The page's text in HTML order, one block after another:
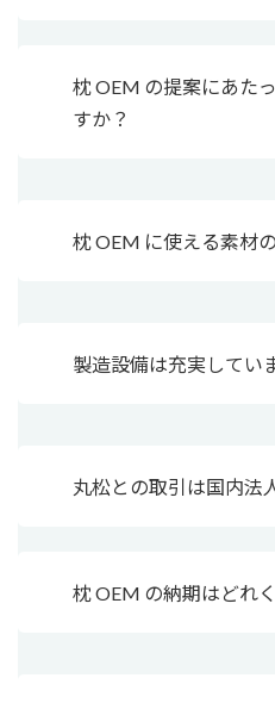
枕 OEM の提案にあた
すか？
枕 OEM に使える素材
製造設備は充実してい
丸松との取引は国内法
枕 OEM の納期はどれ